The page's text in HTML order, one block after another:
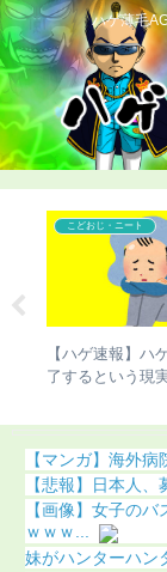
ハゲ薄毛
こどおじ・ニート
【超画像】チー
にチー牛を晒し
【マンガ】海外
【悲報】日本人
【画像】女子の
ｗｗｗ...
妹がハンターハン